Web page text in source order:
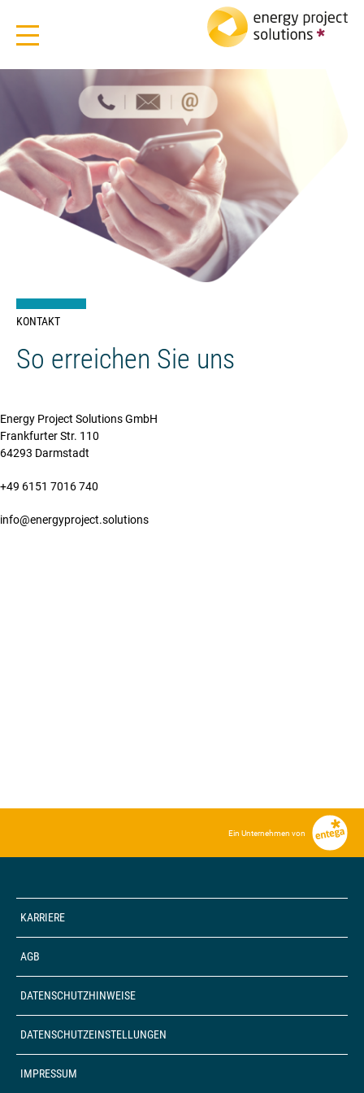
KONTAKT
So erreichen Sie uns
Energy Project Solutions GmbH
Frankfurter Str. 110
64293 Darmstadt
+49 6151 7016 740
info@energyproject.solutions
Ein Unternehmen von
KARRIERE
AGB
DATENSCHUTZHINWEISE
DATENSCHUTZEINSTELLUNGEN
IMPRESSUM